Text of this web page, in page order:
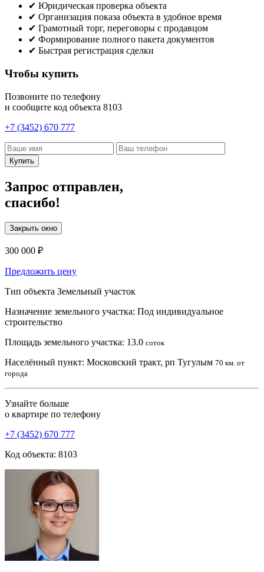
✔ Юридическая проверка объекта
✔ Организация показа объекта в удобное время
✔ Грамотный торг, переговоры с продавцом
✔ Формирование полного пакета документов
✔ Быстрая регистрация сделки
Чтобы купить
Позвоните по телефону
и сообщите код объекта 8103
+7 (3452) 670 777
Купить
Запрос отправлен,
спасибо!
Закрыть окно
300 000 ₽
Предложить цену
Тип объекта Земельный участок
Назначение земельного участка: Под индивидуальное
строительство
Площадь земельного участка: 13.0 соток
Населённый пункт: Московский тракт, рп Тугулым 70 км. от
города
Узнайте больше
о квартире по телефону
+7 (3452) 670 777
Код объекта: 8103